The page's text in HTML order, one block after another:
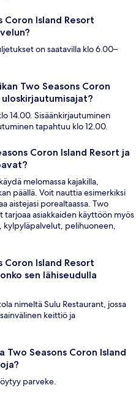
Coron Island Resort
on saatavilla klo 6.00–
Two Seasons Coron
uloskirjautumisajat?
14.00. Sisäänkirjautuminen
tapahtuu klo 12.00.
Coron Island Resort ja
melomassa kajakilla,
päällä. Voit nauttia esimerkiksi
aistejasi porealtaassa. Two
tarjoaa asiakkaiden käyttöön myös
kylpyläpalvelut, pelihuoneen,
Coron Island Resort
sen lähiseudulla
nimeltä Sulu Restaurant, jossa
keittiö ja
Seasons Coron Island
parveke.